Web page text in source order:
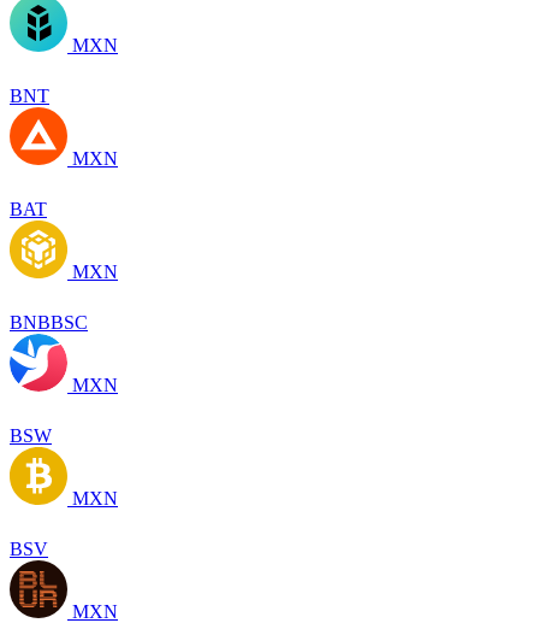
MXN
BNT
MXN
BAT
MXN
BNBBSC
MXN
BSW
MXN
BSV
MXN